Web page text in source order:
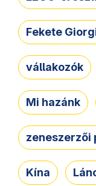
Fekete
vállakozók
Mi hazánk
zeneszerzői
Kína